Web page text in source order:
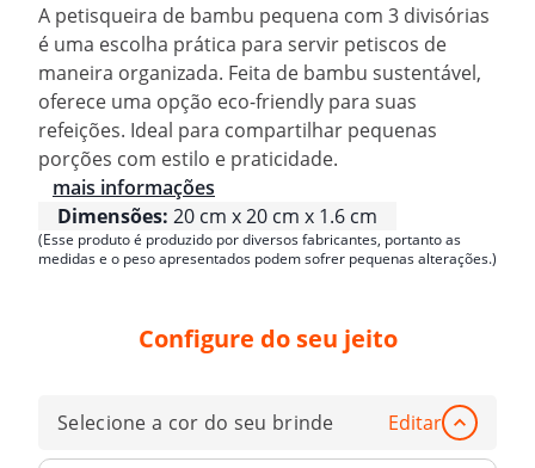
A petisqueira de bambu pequena com 3 divisórias
é uma escolha prática para servir petiscos de
maneira organizada. Feita de bambu sustentável,
oferece uma opção eco-friendly para suas
refeições. Ideal para compartilhar pequenas
porções com estilo e praticidade.
mais informações
Dimensões: 20 cm x 20 cm x 1.6 cm
(Esse produto é produzido por diversos fabricantes, portanto as
medidas e o peso apresentados podem sofrer pequenas alterações.)
Configure do seu jeito
Selecione a cor do seu brinde Editar